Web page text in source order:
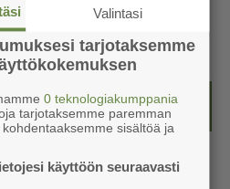
Valintasi
tarjotaksemme
0 teknologiakumppania
tarjotaksemme paremman
sisältöä ja
käyttöön seuraavasti